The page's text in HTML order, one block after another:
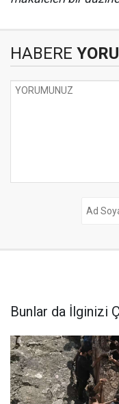
HABERE
Bunlar da İlginizi